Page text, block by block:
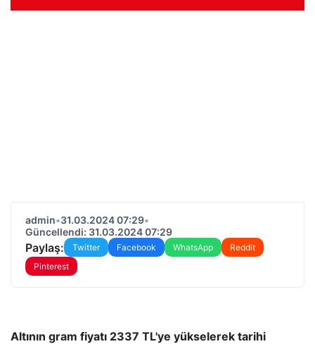
admin•31.03.2024 07:29•
Güncellendi: 31.03.2024 07:29
Paylaş: Twitter Facebook WhatsApp
Reddit
Pinterest
Altının gram fiyatı 2337 TL'ye yükselerek tarihi